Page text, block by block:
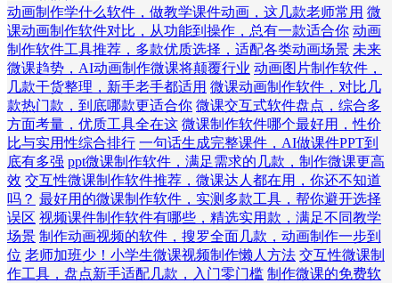
动画制作学什么软件，做教学课件动画，这几款老师常用 微
课动画制作软件对比，从功能到操作，总有一款适合你 动画
制作软件工具推荐，多款优质选择，适配各类动画场景 未来
微课趋势，AI动画制作微课将颠覆行业 动画图片制作软件，
几款干货整理，新手老手都适用 微课动画制作软件，对比几
款热门款，到底哪款更适合你 微课交互式软件盘点，综合多
方面考量，优质工具全在这 微课制作软件哪个最好用，性价
比与实用性综合排行 一句话生成完整课件，AI做课件PPT到
底有多强 ppt微课制作软件，满足需求的几款，制作微课更高
效 交互性微课制作软件推荐，微课达人都在用，你还不知道
吗？ 最好用的微课制作软件，实测多款工具，帮你避开选择
误区 视频课件制作软件有哪些，精选实用款，满足不同教学
场景 制作动画视频的软件，搜罗全面几款，动画制作一步到
位 老师加班少！小学生微课视频制作懒人方法 交互性微课制
作工具，盘点新手适配几款，入门零门槛 制作微课的免费软